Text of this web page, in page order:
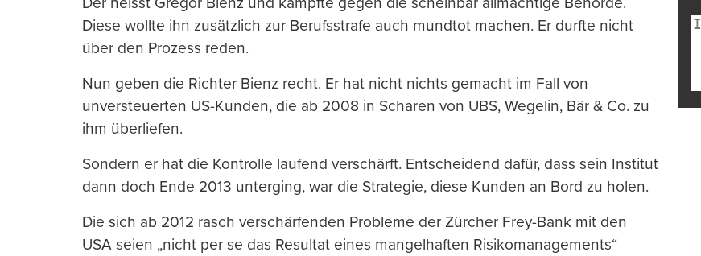
Diese wollte ihn zusätzlich zur Berufsstrafe auch mundtot machen. Er durfte nicht
über den Prozess reden.
Nun geben die Richter Bienz recht. Er hat nicht nichts gemacht im Fall von
unversteuerten US-Kunden, die ab 2008 in Scharen von UBS, Wegelin, Bär & Co. zu
ihm überliefen.
Sondern er hat die Kontrolle laufend verschärft. Entscheidend dafür, dass sein Institut
dann doch Ende 2013 unterging, war die Strategie, diese Kunden an Bord zu holen.
Die sich ab 2012 rasch verschärfenden Probleme der Zürcher Frey-Bank mit den
USA seien „nicht per se das Resultat eines mangelhaften Risikomanagements“